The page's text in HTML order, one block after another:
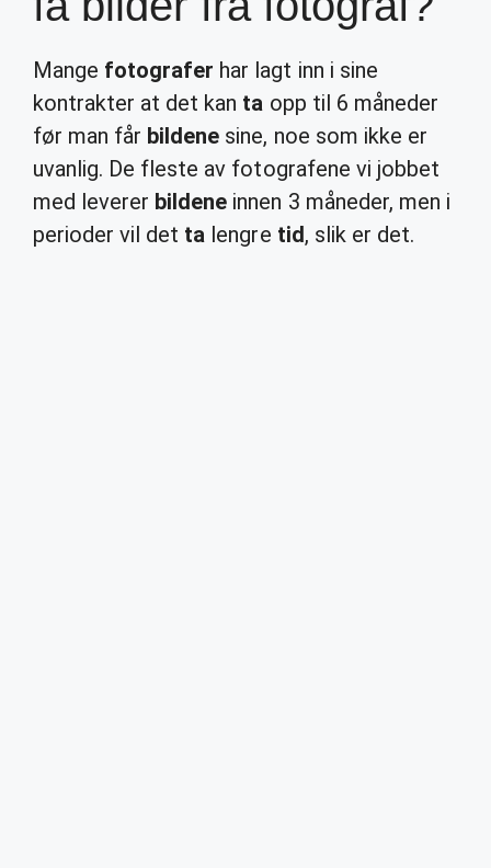
Mange fotografer har lagt inn i sine
kontrakter at det kan ta opp til 6 måneder
før man får bildene sine, noe som ikke er
uvanlig. De fleste av fotografene vi jobbet
med leverer bildene innen 3 måneder, men i
perioder vil det ta lengre tid, slik er det.